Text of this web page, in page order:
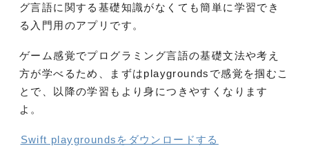
グ言語に関する基礎知識がなくても簡単に学習でき
る入門用のアプリです。
ゲーム感覚でプログラミング言語の基礎文法や考え
方が学べるため、まずはplaygroundsで感覚を掴むこ
とで、以降の学習もより身につきやすくなります
よ。
Swift playgroundsをダウンロードする